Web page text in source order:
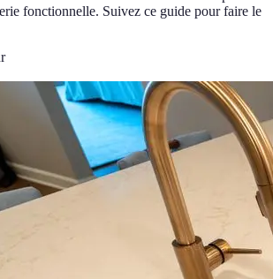
fonctionnelle. Suivez ce guide pour faire le